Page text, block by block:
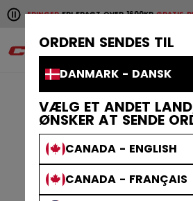
ORDREN SENDES TIL
DANMARK - DANSK
VÆLG ET ANDET
ØNSKER AT SENDE
CANADA - ENGLISH
CANADA - FRANÇAIS
Pause the horizontal scroll
FRI FRAGT OVER 1600KRGRATIS
Hurtige leveringer